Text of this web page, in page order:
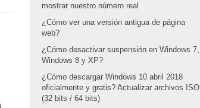
mostrar nuestro número real
¿Cómo ver una versión antigua de página
web?
¿Cómo desactivar suspensión en Windows 7,
Windows 8 y XP?
¿Cómo descargar Windows 10 abril 2018
oficialmente y gratis? Actualizar archivos ISO
(32 bits / 64 bits)